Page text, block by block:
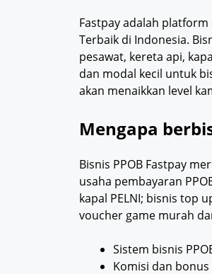
Fastpay adalah platform
Terbaik di Indonesia.
pesawat, kereta api,
dan modal kecil untuk
akan menaikkan level
Mengapa
Bisnis PPOB Fastpay
usaha pembayaran
kapal PELNI; bisnis top
voucher game murah
Sistem bisnis
Komisi dan